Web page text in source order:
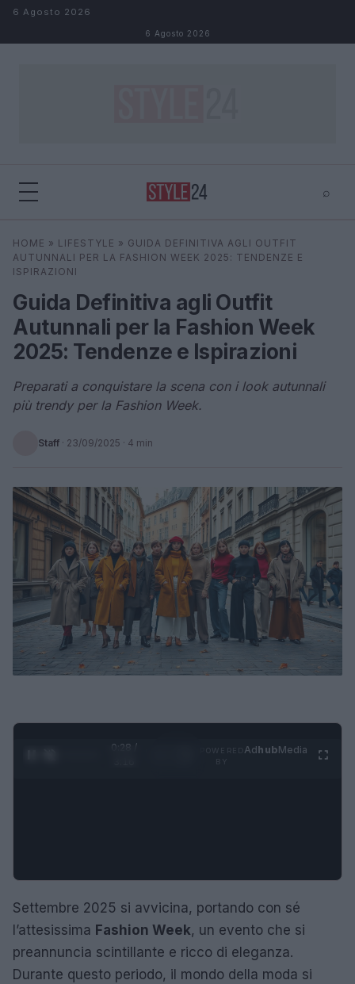
Salta al contenuto
6 Agosto 2026
6 Agosto 2026
⌕
Cerca
HOME » LIFESTYLE » GUIDA DEFINITIVA AGLI OUTFIT
AUTUNNALI PER LA FASHION WEEK 2025: TENDENZE E
ISPIRAZIONI
Guida Definitiva agli Outfit
Autunnali per la Fashion Week
2025: Tendenze e Ispirazioni
Preparati a conquistare la scena con i look autunnali
più trendy per la Fashion Week.
Staff · 23/09/2025 · 4 min
0:29 /
AdhubMedia
Settembre 2025 si avvicina, portando con sé
l’attesissima Fashion Week, un evento che si
preannuncia scintillante e ricco di eleganza.
Durante questo periodo, il mondo della moda si